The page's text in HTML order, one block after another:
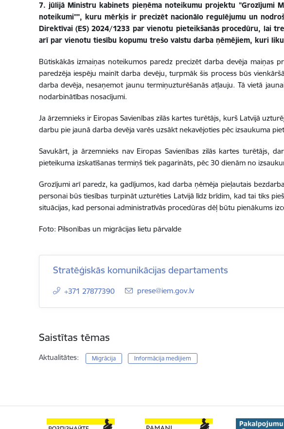
7. jūlijā Ministru kabinets pieņēma noteikumu projektu "Grozījumi
noteikumi"", kuru mērķis ir precizēt nacionālo regulējumu un
Direktīvai (ES) 2024/1233 par vienotu pieteikšanās procedūru, lai
arī par vienotu tiesību kopumu trešo valstu darba ņēmējiem, kuri
Būtiskākās izmaiņas noteikumos paredz precizēt darba devēja maiņas
paredzēja iespēju mainīt darba devēju, turpmāk šis process būs
darba devēja, nesaņemot jaunu termiņuzturēšanās atļauju. Tā vietā
nodarbinātības nosacījumi.
Ja ārzemnieks ir Eiropas Savienības zilās kartes turētājs, kurš Latvijā
darbu pie jaunā darba devēja varēs uzsākt nekavējoties pēc izsaukuma
Savukārt, ja ārzemnieks nav Eiropas Savienības zilās kartes turētājs,
pieteikuma izskatīšanas termiņš tiek pagarināts, pēc 30 dienām no
Grozījumi arī paredz, ka gadījumos, kad darba ņēmēja pieļautais
personai būs tiesības turpināt uzturēties Latvijā līdz brīdim, kad tai tiks
situācijas, kad personai administratīvās procedūras dēļ būtu pienākums
Foto: Pilsonības un migrācijas lietu pārvalde
Stratēģiskās komunikācijas departaments
+371 27877390 E-pasts:
prese@iem.gov.lv
Saistītas tēmas
Aktualitātes: Migrācija Informācija medijiem